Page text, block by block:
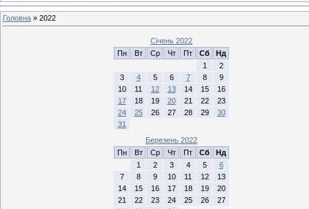
Головна » 2022
Січень 2022
Пн
Вт Ср Чт Пт Сб
Нд
1
2
3
4 5 6 7 8
9
10
11 12 13 14 15
16
17
18 19 20 21 22
23
24
25 26 27 28 29
30
31
Березень 2022
Пн
Вт Ср Чт Пт Сб
Нд
1
2 3 4 5
6
7
8 9 10 11 12
13
14
15 16 17 18 19
20
21
22 23 24 25 26
27